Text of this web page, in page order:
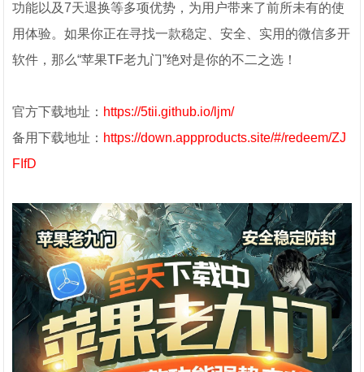
功能以及7天退换等多项优势，为用户带来了前所未有的使
用体验。如果你正在寻找一款稳定、安全、实用的微信多开
软件，那么“苹果TF老九门”绝对是你的不二之选！
官方下载地址： https://5tii.github.io/ljm/
备用下载地址： https://down.appproducts.site/#/redeem/ZJ
FIfD